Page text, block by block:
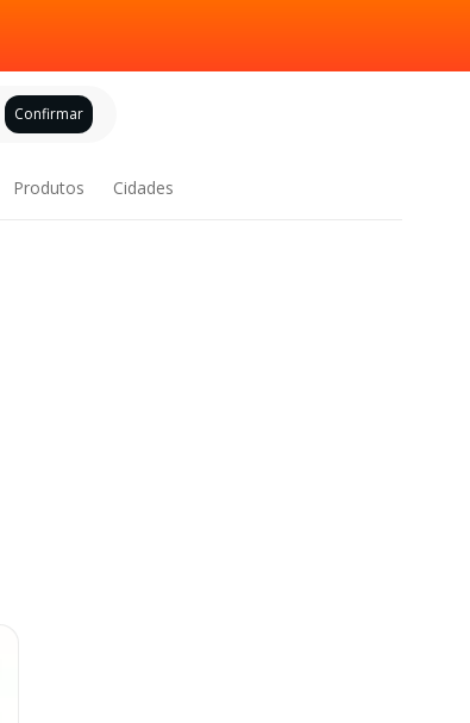
Confirmar
Produtos Cidades